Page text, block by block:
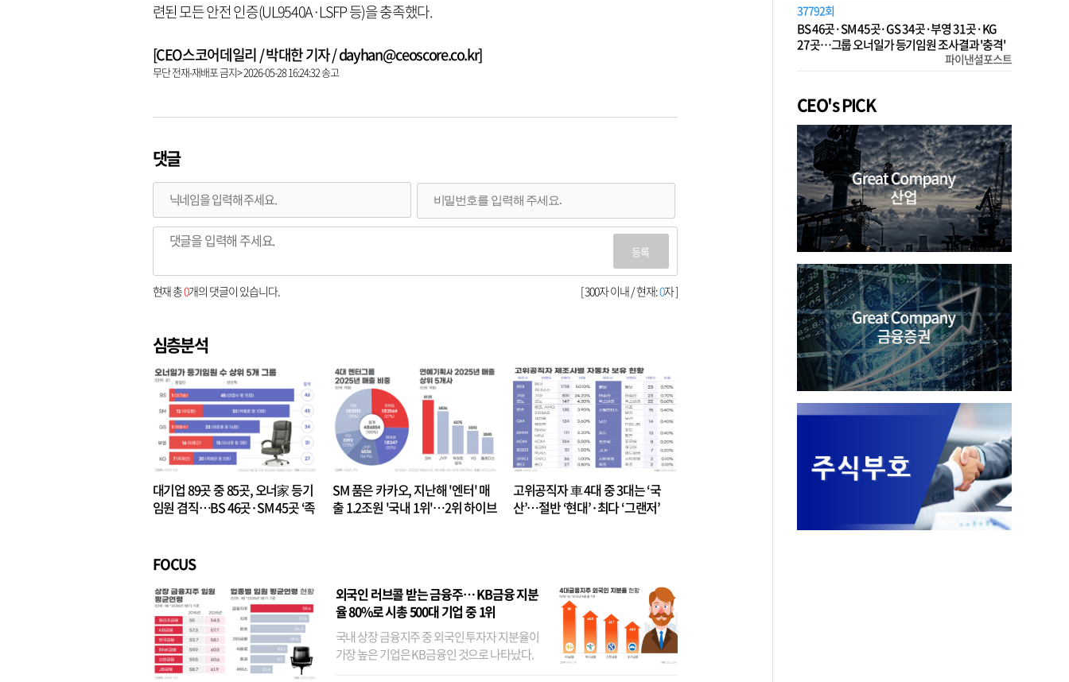
련된 모든 안전 인증(UL9540A·LSFP 등)을 충족했다.
[CEO스코어데일리 / 박대한 기자 / dayhan@ceoscore.co.kr]
무단 전재-재배포 금지> 2026-05-28 16:24:32 송고
댓글
등록
[ 300자 이내 / 현재:0자 ]
현재 총0개의 댓글이 있습니다.
심층분석
대기업 89곳 중 85곳, 오너家 등기
임원 겸직…BS 46곳·SM 45곳 ‘족
SM 품은 카카오, 지난해 '엔터' 매
출 1.2조원 '국내 1위'…2위 하이브
고위공직자 車 4대 중 3대는 ‘국
산’…절반 ‘현대’·최다 ‘그랜저’
FOCUS
외국인 러브콜 받는 금융주… KB금융 지분
율 80%로 시총 500대 기업 중 1위
국내 상장 금융지주 중 외국인 투자자 지분율이
가장 높은 기업은 KB금융인 것으로 나타났다.
37792회
BS 46곳·SM 45곳·GS 34곳·부영 31곳·KG
27곳…그룹 오너일가 등기임원 조사결과 '충격'
파이낸셜포스트
CEO's PICK